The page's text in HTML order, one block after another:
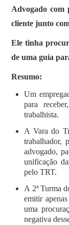
Advogado com
cliente junto
Ele tinha
de uma guia
Resumo:
Um
para
trabalhista.
A Vara do
trabalhador,
advogado,
unificação
pelo TRT.
A 2ª Turma
emitir
uma
negativa